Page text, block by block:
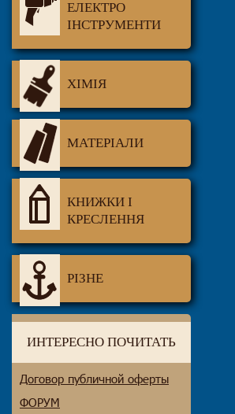
ЕЛЕКТРО
ІНСТРУМЕНТИ
ХІМІЯ
МАТЕРІАЛИ
КНИЖКИ І
КРЕСЛЕННЯ
РІЗНЕ
ИНТЕРЕСНО ПОЧИТАТЬ
Договор публичной оферты
ФОРУМ